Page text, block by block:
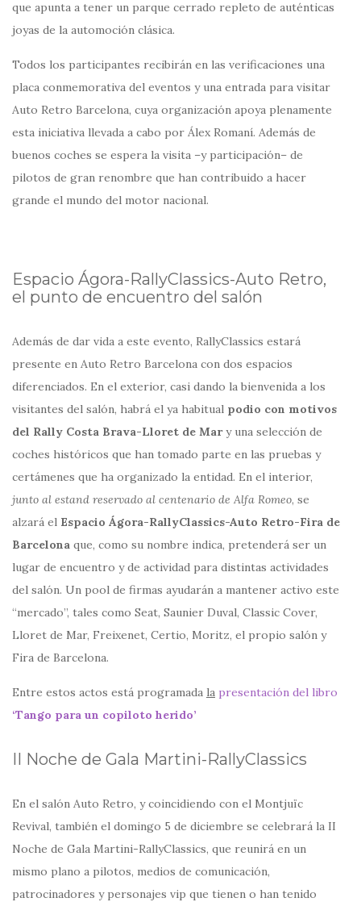
que apunta a tener un parque cerrado repleto de auténticas
joyas de la automoción clásica.
Todos los participantes recibirán en las verificaciones una
placa conmemorativa del eventos y una entrada para visitar
Auto Retro Barcelona, cuya organización apoya plenamente
esta iniciativa llevada a cabo por Álex Romaní. Además de
buenos coches se espera la visita –y participación– de
pilotos de gran renombre que han contribuido a hacer
grande el mundo del motor nacional.
Espacio Ágora-RallyClassics-Auto Retro,
el punto de encuentro del salón
Además de dar vida a este evento, RallyClassics estará
presente en Auto Retro Barcelona con dos espacios
diferenciados. En el exterior, casi dando la bienvenida a los
visitantes del salón, habrá el ya habitual podio con motivos
del Rally Costa Brava-Lloret de Mary una selección de
coches históricos que han tomado parte en las pruebas y
certámenes que ha organizado la entidad. En el interior,
junto al estand reservado al centenario de Alfa Romeo, se
alzará el Espacio Ágora-RallyClassics-Auto Retro-Fira de
Barcelona que, como su nombre indica, pretenderá ser un
lugar de encuentro y de actividad para distintas actividades
del salón. Un pool de firmas ayudarán a mantener activo este
“mercado”, tales como Seat, Saunier Duval, Classic Cover,
Lloret de Mar, Freixenet, Certio, Moritz, el propio salón y
Fira de Barcelona.
Entre estos actos está programada la presentación del libro
‘Tango para un copiloto herido’
II Noche de Gala Martini-RallyClassics
En el salón Auto Retro, y coincidiendo con el Montjuïc
Revival, también el domingo 5 de diciembre se celebrará la II
Noche de Gala Martini-RallyClassics, que reunirá en un
mismo plano a pilotos, medios de comunicación,
patrocinadores y personajes vip que tienen o han tenido